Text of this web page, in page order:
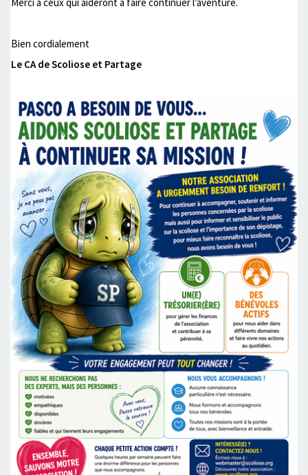
Bien cordialement
Le CA de Scoliose et Partage